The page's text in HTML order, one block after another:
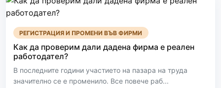
РЕГИСТРАЦИЯ И ПРОМЕНИ ВЪВ ФИРМИ
Как да проверим дали дадена фирма е реален
работодател?
В последните години участието на пазара на труда
значително се е променило. Все повече раб...